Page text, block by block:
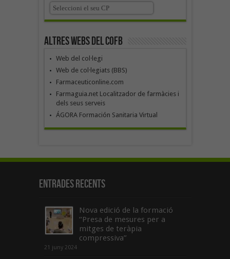
Altres webs del COFB
Web del col·legi
Web de col·legiats (BBS)
Farmaceuticonline.com
Farmaguia.net Localitzador de farmàcies i
dels seus serveis
ÁGORA Formación Sanitaria Virtual
Entrades recents
Nova edició de la formació
“Presa de mesures per a
mitges de teràpia
compressiva”
21 juny 2024